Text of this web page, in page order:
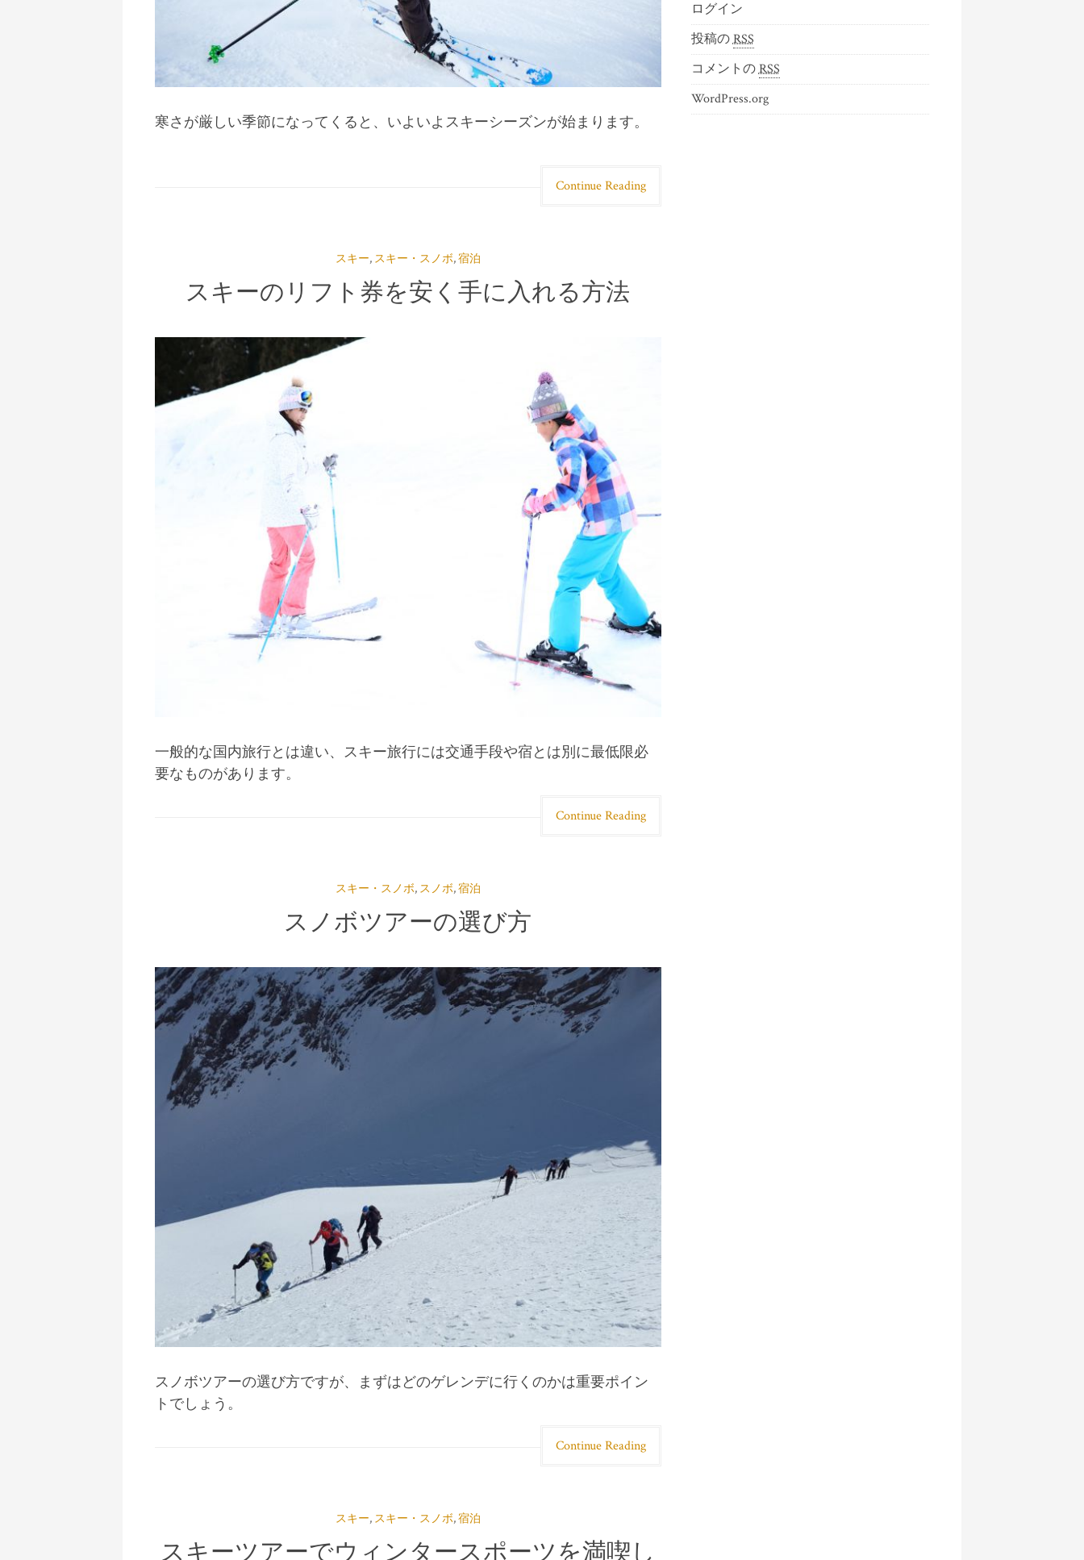
寒さが厳しい季節になってくると、いよいよスキーシーズンが始まります。
Continue Reading
スキー, スキー・スノボ,宿泊
スキーのリフト券を安く手に入れる方法
一般的な国内旅行とは違い、スキー旅行には交通手段や宿とは別に最低限必
要なものがあります。
Continue Reading
スキー・スノボ, スノボ,宿泊
スノボツアーの選び方
スノボツアーの選び方ですが、まずはどのゲレンデに行くのかは重要ポイン
トでしょう。
Continue Reading
スキー, スキー・スノボ,宿泊
スキーツアーでウィンタースポーツを満喫し
ログイン
投稿のRSS
コメントのRSS
WordPress.org